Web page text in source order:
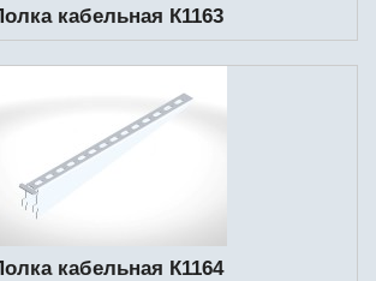
кабельная К1163
кабельная К1164